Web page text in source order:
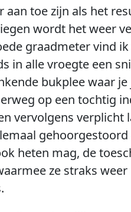
aan toe zijn als het
wordt het weer
graadmeter vind
in alle vroegte een
bukplee waar
op een tochtig
vervolgens verplicht
heten mag, de
ze straks